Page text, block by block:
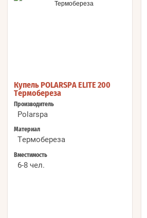
Купель POLARSPA ELITE 200
Термобереза
Производитель
Polarspa
Материал
Термобереза
Вместимость
6-8 чел.